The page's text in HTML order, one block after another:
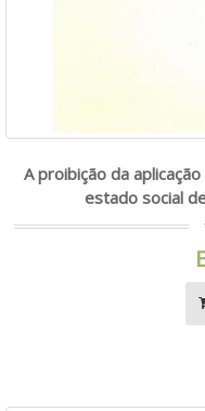
A proibição da
estado social